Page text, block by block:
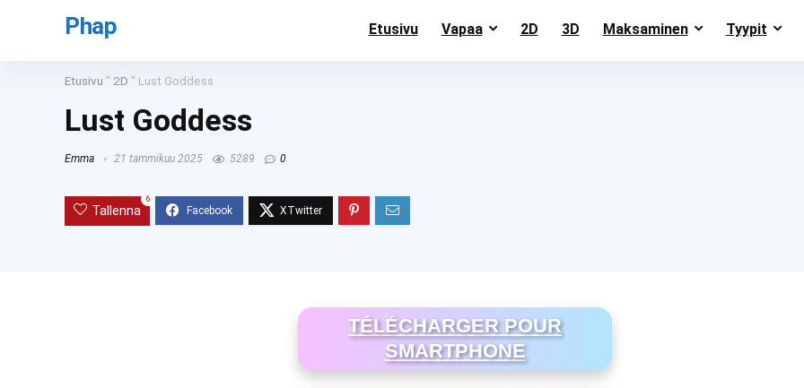
Phap Etusivu Vapaa 2D 3D Maksaminen Tyypit
Etusivu " 2D " Lust Goddess
Lust Goddess
Emma 21 tammikuu 2025 5289 0
Tallenna
6
TÉLÉCHARGER POUR
SMARTPHONE